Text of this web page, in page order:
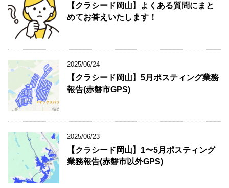
【クラシード岡山】よくある質問にまと
めてお答えいたします！
2025/06/24
【クラシード岡山】5月ポスティング業務
報告(赤磐市GPS)
2025/06/23
【クラシード岡山】1〜5月ポスティング
業務報告(赤磐市以外GPS)